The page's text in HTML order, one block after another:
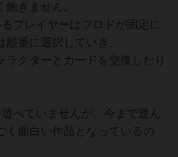
きません。
プレイヤーはフロドが固定に
番に選択していき、
ラクターとカードを交換したり
べていませんが、今まで遊ん
く面白い作品となっているの